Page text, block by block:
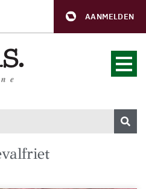
AANMELDEN